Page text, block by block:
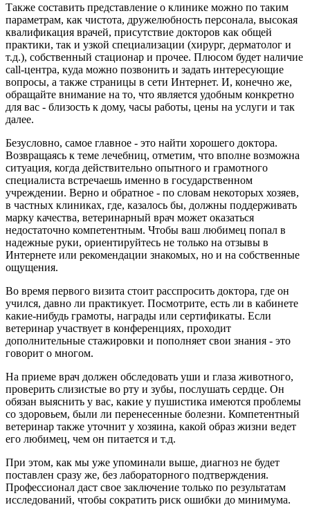
Также составить представление о клинике можно по таким
параметрам, как чистота, дружелюбность персонала, высокая
квалификация врачей, присутствие докторов как общей
практики, так и узкой специализации (хирург, дерматолог и
т.д.), собственный стационар и прочее. Плюсом будет наличие
call-центра, куда можно позвонить и задать интересующие
вопросы, а также страницы в сети Интернет. И, конечно же,
обращайте внимание на то, что является удобным конкретно
для вас - близость к дому, часы работы, цены на услуги и так
далее.
Безусловно, самое главное - это найти хорошего доктора.
Возвращаясь к теме лечебниц, отметим, что вполне возможна
ситуация, когда действительно опытного и грамотного
специалиста встречаешь именно в государственном
учреждении. Верно и обратное - по словам некоторых хозяев,
в частных клиниках, где, казалось бы, должны поддерживать
марку качества, ветеринарный врач может оказаться
недостаточно компетентным. Чтобы ваш любимец попал в
надежные руки, ориентируйтесь не только на отзывы в
Интернете или рекомендации знакомых, но и на собственные
ощущения.
Во время первого визита стоит расспросить доктора, где он
учился, давно ли практикует. Посмотрите, есть ли в кабинете
какие-нибудь грамоты, награды или сертификаты. Если
ветеринар участвует в конференциях, проходит
дополнительные стажировки и пополняет свои знания - это
говорит о многом.
На приеме врач должен обследовать уши и глаза животного,
проверить слизистые во рту и зубы, послушать сердце. Он
обязан выяснить у вас, какие у пушистика имеются проблемы
со здоровьем, были ли перенесенные болезни. Компетентный
ветеринар также уточнит у хозяина, какой образ жизни ведет
его любимец, чем он питается и т.д.
При этом, как мы уже упоминали выше, диагноз не будет
поставлен сразу же, без лабораторного подтверждения.
Профессионал даст свое заключение только по результатам
исследований, чтобы сократить риск ошибки до минимума.